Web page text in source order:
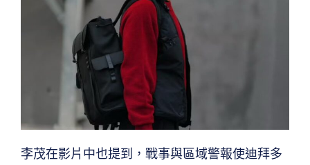
李茂在影片中也提到，戰事與區域警報使迪拜多